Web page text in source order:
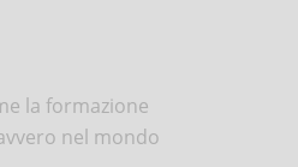
la formazione
nel mondo